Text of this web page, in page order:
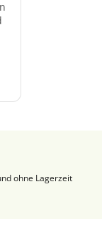
ohne Lagerzeit